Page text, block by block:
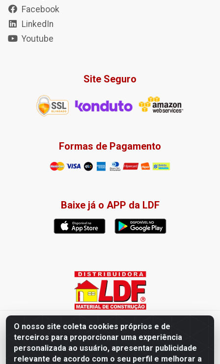
O nosso site coleta cookies próprios e de
terceiros para proporcionar uma experiência
personalizada ao usuário, apresentar publicidade
relevante de acordo com o seu perfil e melhorar a
Facebook
LinkedIn
Youtube
Site Seguro
Formas de Pagamento
Baixe já o APP da LDF
Distribuidora LDF - Av. Presidente Tancredo Neves, 203 – Bairro
dos Ipês, João Pessoa / PB - CEP 58028-840 - CNPJ
02.019.761/0003-82